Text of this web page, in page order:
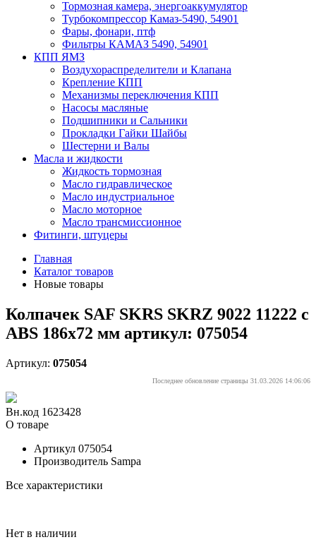
Тормозная камера, энергоаккумулятор
Турбокомпрессор Камаз-5490, 54901
Фары, фонари, птф
Фильтры КАМАЗ 5490, 54901
КПП ЯМЗ
Воздухораспределители и Клапана
Крепление КПП
Механизмы переключения КПП
Насосы масляные
Подшипники и Сальники
Прокладки Гайки Шайбы
Шестерни и Валы
Масла и жидкости
Жидкость тормозная
Масло гидравлическое
Масло индустриальное
Масло моторное
Масло трансмиссионное
Фитинги, штуцеры
Главная
Каталог товаров
Новые товары
Колпачек SAF SKRS SKRZ 9022 11222 с
ABS 186x72 мм артикул: 075054
Артикул: 075054
Последнее обновление страницы 31.03.2026 14:06:06
Вн.код 1623428
О товаре
Артикул 075054
Производитель Sampa
Все характеристики
Нет в наличии